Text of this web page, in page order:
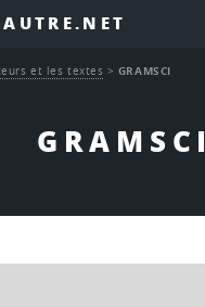
GRAMSCI
et les textes > GRAMSCI